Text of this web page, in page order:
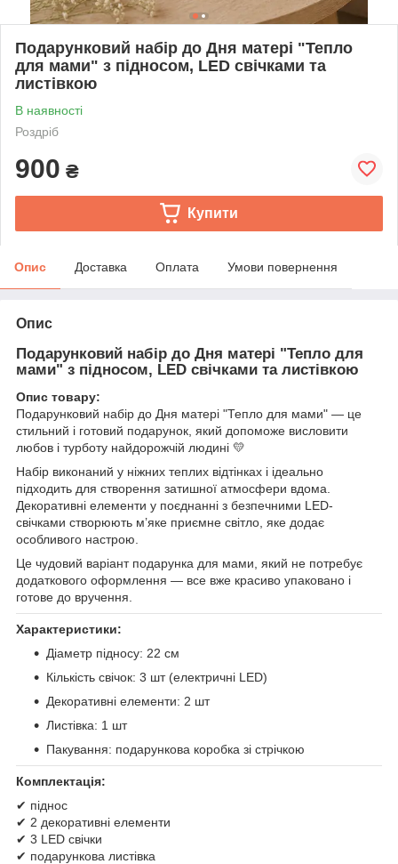
Подарунковий набір до Дня матері "Тепло
для мами" з підносом, LED свічками та
листівкою
В наявності
Роздріб
900 ₴
Купити
Опис Доставка Оплата Умови повернення
Опис
Подарунковий набір до Дня матері "Тепло для
мами" з підносом, LED свічками та листівкою
Опис товару:
Подарунковий набір до Дня матері "Тепло для мами" — це
стильний і готовий подарунок, який допоможе висловити
любов і турботу найдорожчій людині 💛
Набір виконаний у ніжних теплих відтінках і ідеально
підходить для створення затишної атмосфери вдома.
Декоративні елементи у поєднанні з безпечними LED-
свічками створюють м’яке приємне світло, яке додає
особливого настрою.
Це чудовий варіант подарунка для мами, який не потребує
додаткового оформлення — все вже красиво упаковано і
готове до вручення.
Характеристики:
Діаметр підносу: 22 см
Кількість свічок: 3 шт (електричні LED)
Декоративні елементи: 2 шт
Листівка: 1 шт
Пакування: подарункова коробка зі стрічкою
Комплектація:
✔ піднос
✔ 2 декоративні елементи
✔ 3 LED свічки
✔ подарункова листівка